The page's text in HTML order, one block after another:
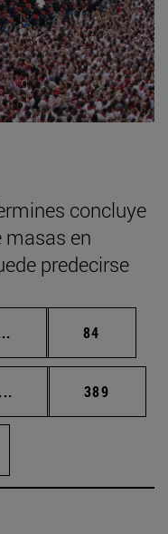
concluye
masas en
predecirse
Páginas intermedias
Página
84
... Páginas intermedias
Página
389